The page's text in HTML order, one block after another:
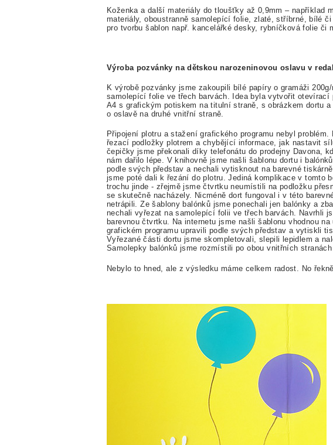
Koženka a další materiály do tloušťky až 0,9mm – například
materiály, oboustranně samolepící folie, zlaté, stříbrné, bílé
pro tvorbu šablon např. kancelářké desky, rybníčková folie či
Výroba pozvánky na dětskou narozeninovou oslavu v
K výrobě pozvánky jsme zakoupili bílé papíry o gramáži
samolepící folie ve třech barvách. Idea byla vytvořit otevírací
A4 s grafickým potiskem na titulní straně, s obrázkem dortu
o oslavě na druhé vnitřní straně.
Připojení plotru a stažení grafického programu nebyl
řezací podložky plotrem a chybějící informace, jak nastavit
čepičky jsme překonali díky telefonátu do prodejny Davona,
nám dařilo lépe. V knihovně jsme našli šablonu dortu i
podle svých představ a nechali vytisknout na barevné
jsme poté dali k řezání do plotru. Jediná komplikace v tomto
trochu jinde - zřejmě jsme čtvrtku neumístili na podložku
se skutečně nacházely. Nicméně dort fungoval i v této
netrápili. Ze šablony balónků jsme ponechali jen balónky a
nechali vyřezat na samolepící folii ve třech barvách. Navrhli
barevnou čtvrtku. Na internetu jsme našli šablonu vhodnou
grafickém programu upravili podle svých představ a vytiskli
Vyřezané části dortu jsme skompletovali, slepili lepidlem a
Samolepky balónků jsme rozmístili po obou vnitřních
Nebylo to hned, ale z výsledku máme celkem radost. No